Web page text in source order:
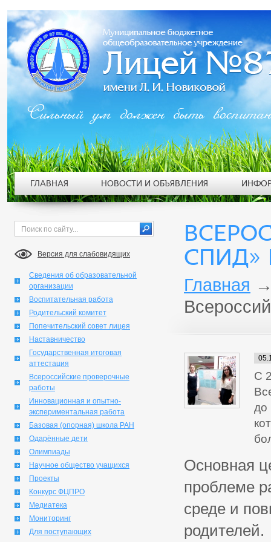
Версия для слабовидящих
Сведения об образовательной
организации
Воспитательная работа
Родительский комитет
Попечительский совет лицея
Наставничество
Государственная итоговая
аттестация
Всероссийские проверочные
работы
Инновационная и опытно-
экспериментальная работа
Базовая (опорная) школа РАН
Одарённые дети
Олимпиады
Научное общество учащихся
Проекты
Конкурс ФЦПРО
Медиатека
Мониторинг
Для поступающих
СПИД»
Главная
С
до
Основная
проблеме
среде и
родителей.
Сильный ум должен быть
ГЛАВНАЯ НОВОСТИ И ОБЪЯВЛЕНИЯ